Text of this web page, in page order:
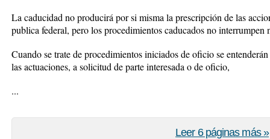
La caducidad no producirá por si misma la prescripción de las
publica federal, pero los procedimientos caducados no interrumpen
Cuando se trate de procedimientos iniciados de oficio se
las actuaciones, a solicitud de parte interesada o de oficio,
...
Leer 6 páginas más »